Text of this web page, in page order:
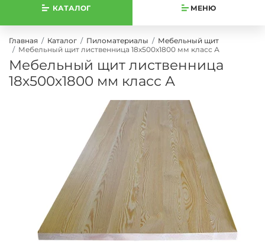
КАТАЛОГ МЕНЮ
Главная Каталог Пиломатериалы
Мебельный щит
Мебельный щит лиственница 18х500х1800 мм класс А
Мебельный щит лиственница
18х500х1800 мм класс А